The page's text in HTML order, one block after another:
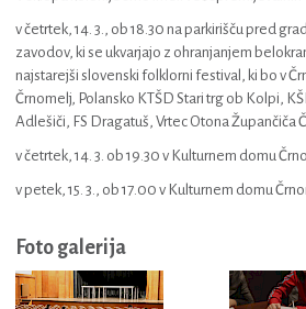
v četrtek, 14. 3., ob 18.30 na parkirišču pred
zavodov, ki se ukvarjajo z ohranjanjem
najstarejši slovenski folklorni festival, ki bo v
Črnomelj, Polansko KTŠD Stari trg ob Kolpi,
Adlešiči, FS Dragatuš, Vrtec Otona Župančiča
v četrtek, 14. 3. ob 19.30 v Kulturnem domu
v petek, 15. 3., ob 17.00 v Kulturnem domu
Foto galerija